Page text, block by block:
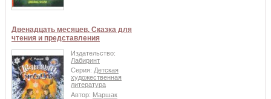
Двенадцать месяцев. Сказка для
чтения и представления
Издательство:
Лабиринт
Серия: Детская
художественная
литература
Автор: Маршак